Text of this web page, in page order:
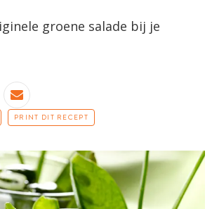
groene salade bij je
PRINT DIT RECEPT